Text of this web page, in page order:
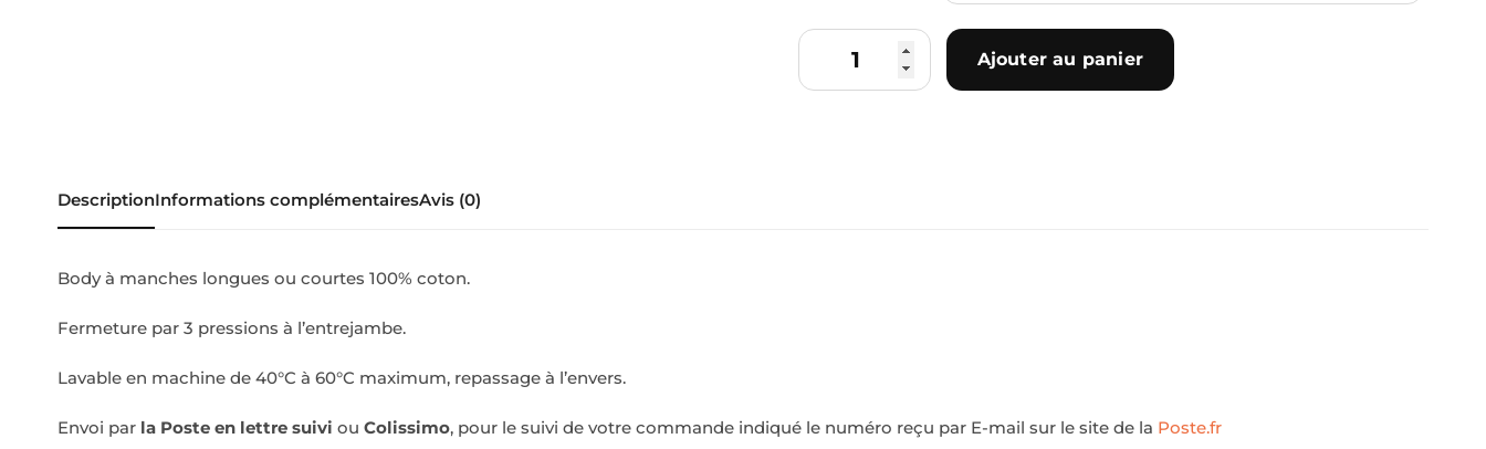
Ajouter au panier
DescriptionInformations complémentairesAvis (0)
Body à manches longues ou courtes 100% coton.
Fermeture par 3 pressions à l’entrejambe.
Lavable en machine de 40°C à 60°C maximum, repassage à l’envers.
Envoi par la Poste en lettre suivi ou Colissimo, pour le suivi de votre commande indiqué le numéro reçu par E-mail sur le site de la Poste.fr